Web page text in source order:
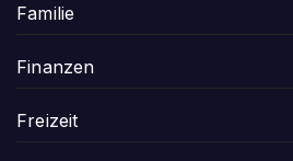
Familie
Finanzen
Freizeit